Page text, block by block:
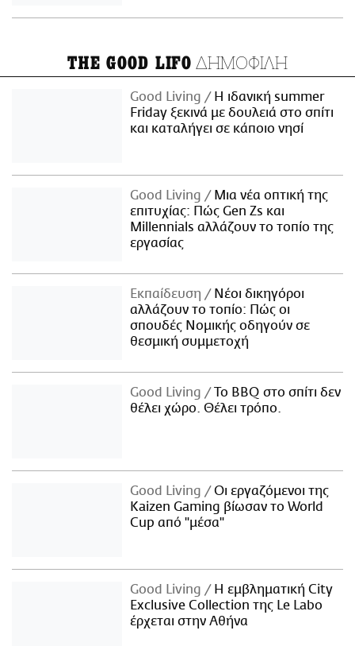
THE GOOD LIFO ΔΗΜΟΦΙΛΗ
Good Living
Η ιδανική summer
Friday ξεκινά με δουλειά στο σπίτι
και καταλήγει σε κάποιο νησί
Good Living
Μια νέα οπτική της
επιτυχίας: Πώς Gen Zs και
Millennials αλλάζουν το τοπίο της
εργασίας
Εκπαίδευση
Νέοι δικηγόροι
αλλάζουν το τοπίο: Πώς οι
σπουδές Νομικής οδηγούν σε
θεσμική συμμετοχή
Good Living
Το BBQ στο σπίτι δεν
θέλει χώρο. Θέλει τρόπο.
Good Living
Οι εργαζόμενοι της
Kaizen Gaming βίωσαν το World
Cup από "μέσα"
Good Living
Η εμβληματική City
Exclusive Collection της Le Labo
έρχεται στην Αθήνα